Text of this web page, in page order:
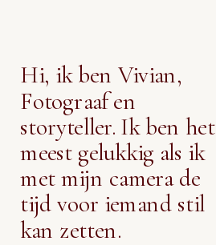
Hi, ik ben Vivian,
Fotograaf en
storyteller. Ik ben het
meest gelukkig als ik
met mijn camera de
tijd voor iemand stil
kan zetten.